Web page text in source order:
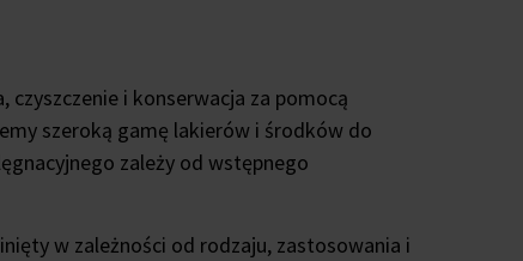
i konserwacja za pomocą
szeroką gamę lakierów i środków do
zależy od wstępnego
w zależności od rodzaju, zastosowania i